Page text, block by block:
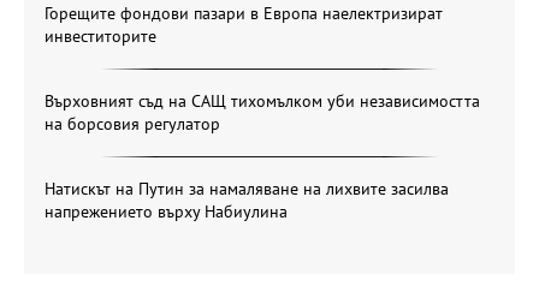
Горещите фондови пазари в Европа наелектризират
инвеститорите
Върховният съд на САЩ тихомълком уби независимостта
на борсовия регулатор
Натискът на Путин за намаляване на лихвите засилва
напрежението върху Набиулина